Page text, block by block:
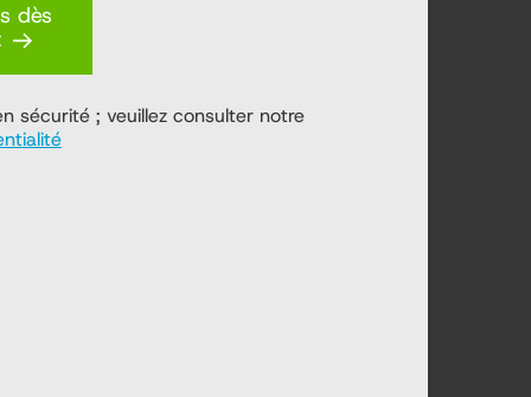
dès
sécurité ; veuillez consulter notre